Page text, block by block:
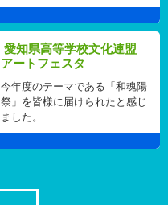
愛知県高等学校文化連盟
アートフェスタ
今年度のテーマである「和魂陽
祭」を皆様に届けられたと感じ
ました。